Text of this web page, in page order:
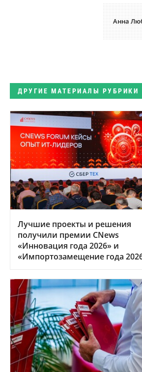
Анна
ДРУГИЕ МАТЕРИАЛЫ РУБРИКИ
Лучшие проекты и решения
получили премии CNews
«Инновация года 2026» и
«Импортозамещение года